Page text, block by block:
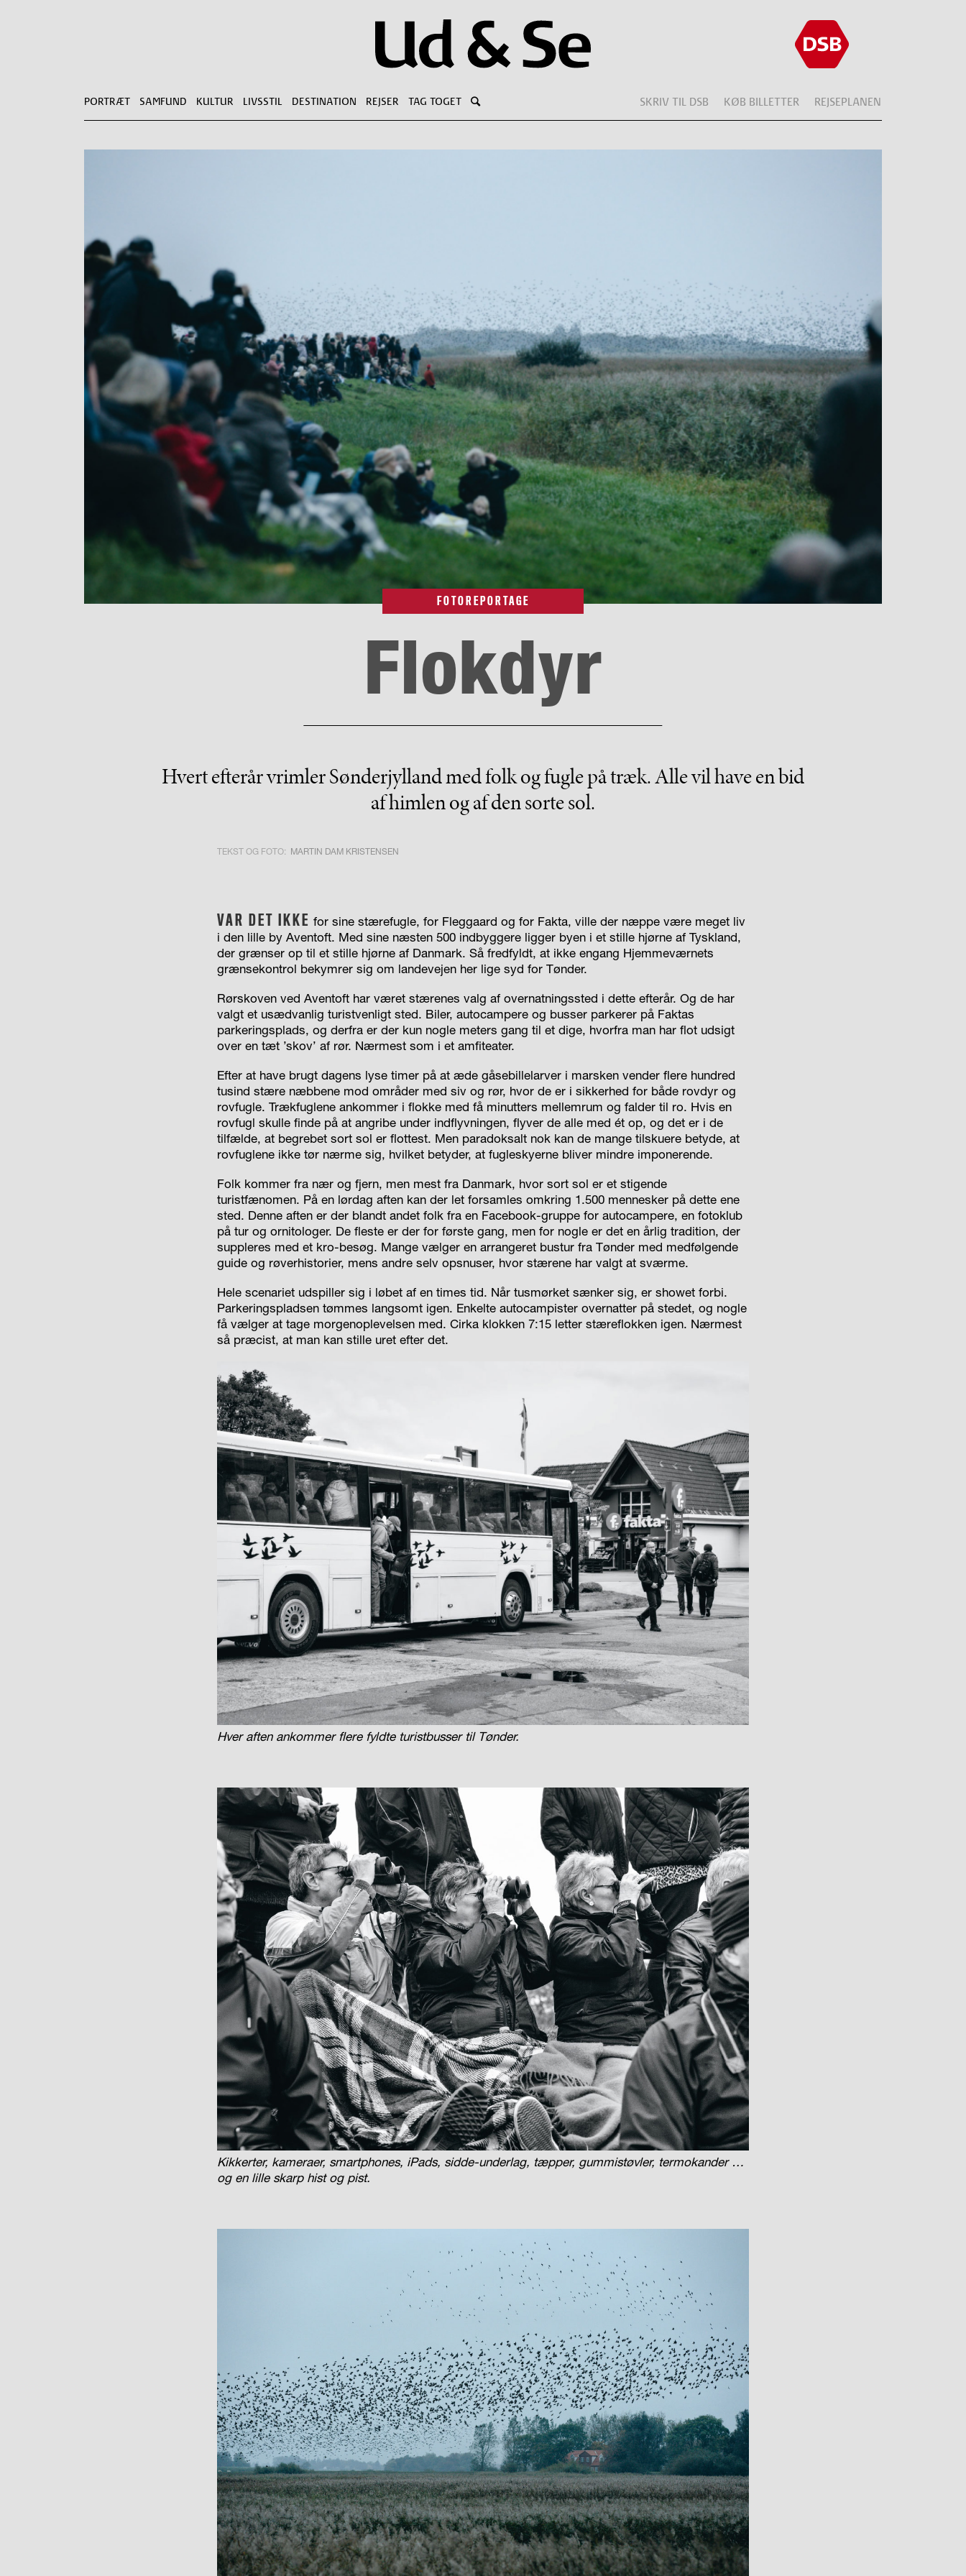
PORTRÆT SAMFUND KULTUR LIVSSTIL DESTINATION REJSER TAG TOGET SKRIV TIL DSB KØB BILLETTER REJSEPLANEN
FOTOREPORTAGE
Flokdyr
Hvert efterår vrimler Sønderjylland med folk og fugle på træk. Alle vil have en bid
af himlen og af den sorte sol.
TEKST OG FOTO: MARTIN DAM KRISTENSEN
VAR DET IKKE for sine stærefugle, for Fleggaard og for Fakta, ville der næppe være meget liv
i den lille by Aventoft. Med sine næsten 500 indbyggere ligger byen i et stille hjørne af Tyskland,
der grænser op til et stille hjørne af Danmark. Så fredfyldt, at ikke engang Hjemmeværnets
grænsekontrol bekymrer sig om landevejen her lige syd for Tønder.
Rørskoven ved Aventoft har været stærenes valg af overnatningssted i dette efterår. Og de har
valgt et usædvanlig turistvenligt sted. Biler, autocampere og busser parkerer på Faktas
parkeringsplads, og derfra er der kun nogle meters gang til et dige, hvorfra man har flot udsigt
over en tæt ’skov’ af rør. Nærmest som i et amfiteater.
Efter at have brugt dagens lyse timer på at æde gåsebillelarver i marsken vender flere hundred
tusind stære næbbene mod områder med siv og rør, hvor de er i sikkerhed for både rovdyr og
rovfugle. Trækfuglene ankommer i flokke med få minutters mellemrum og falder til ro. Hvis en
rovfugl skulle finde på at angribe under indflyvningen, flyver de alle med ét op, og det er i de
tilfælde, at begrebet sort sol er flottest. Men paradoksalt nok kan de mange tilskuere betyde, at
rovfuglene ikke tør nærme sig, hvilket betyder, at fugleskyerne bliver mindre imponerende.
Folk kommer fra nær og fjern, men mest fra Danmark, hvor sort sol er et stigende
turistfænomen. På en lørdag aften kan der let forsamles omkring 1.500 mennesker på dette ene
sted. Denne aften er der blandt andet folk fra en Facebook-gruppe for autocampere, en fotoklub
på tur og ornitologer. De fleste er der for første gang, men for nogle er det en årlig tradition, der
suppleres med et kro-besøg. Mange vælger en arrangeret bustur fra Tønder med medfølgende
guide og røverhistorier, mens andre selv opsnuser, hvor stærene har valgt at sværme.
Hele scenariet udspiller sig i løbet af en times tid. Når tusmørket sænker sig, er showet forbi.
Parkeringspladsen tømmes langsomt igen. Enkelte autocampister overnatter på stedet, og nogle
få vælger at tage morgenoplevelsen med. Cirka klokken 7:15 letter stæreflokken igen. Nærmest
så præcist, at man kan stille uret efter det.
Hver aften ankommer flere fyldte turistbusser til Tønder.
Kikkerter, kameraer, smartphones, iPads, sidde-underlag, tæpper, gummistøvler, termokander …
og en lille skarp hist og pist.